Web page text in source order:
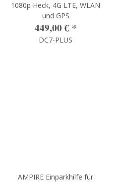
1080p Heck, 4G LTE, WLAN
und GPS
449,00 € *
DC7-PLUS
AMPIRE Einparkhilfe für